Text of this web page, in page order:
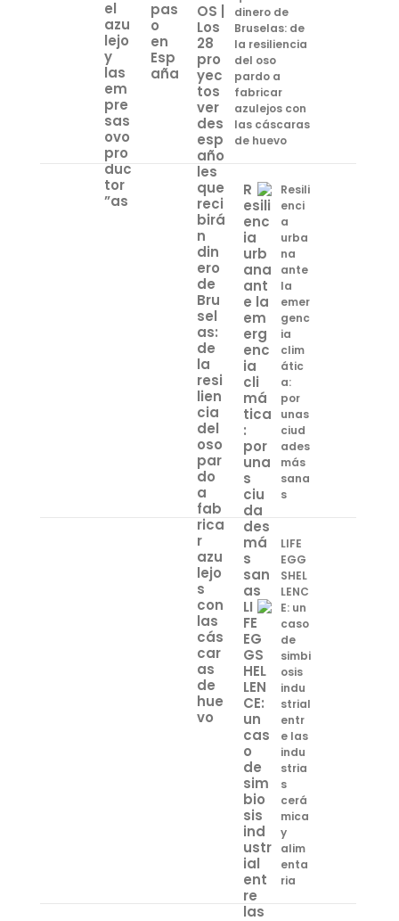
dinero de
Bruselas: de
la resiliencia
del oso
pardo a
fabricar
azulejos con
las cáscaras
de huevo
Resili
enci
a
urba
na
ante
la
emer
genc
ia
clim
átic
a:
por
unas
ciud
ades
más
sana
s
LIFE
EGG
SHEL
LENC
E: un
caso
de
simbi
osis
indu
strial
entr
e las
indu
stria
s
cerá
mica
y
alim
enta
ria